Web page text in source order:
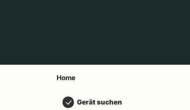
Home
Gerät suchen